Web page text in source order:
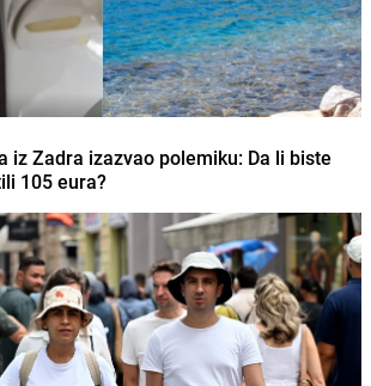
iz Zadra izazvao polemiku: Da li biste
105 eura?